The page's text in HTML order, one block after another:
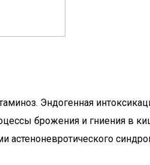
Эндогенная
брожения и гниения в